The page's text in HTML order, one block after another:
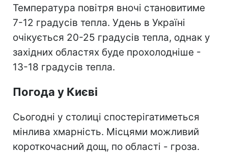
Температура повітря вночі становитиме
7-12 градусів тепла. Удень в Україні
очікується 20-25 градусів тепла, однак у
західних областях буде прохолодніше -
13-18 градусів тепла.
Погода у Києві
Сьогодні у столиці спостерігатиметься
мінлива хмарність. Місцями можливий
короткочасний дощ, по області - гроза.